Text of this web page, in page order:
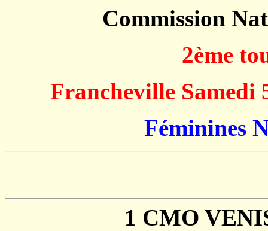
Commission
2ème
Francheville Samedi
Féminines
1 CMO